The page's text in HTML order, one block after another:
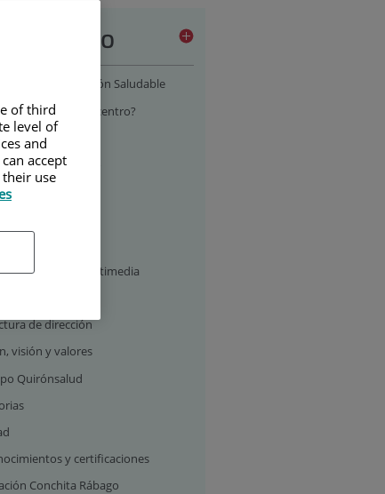
centro
de Alimentación Saludable
elegir nuestro centro?
y transporte
de contacto
fotográfica y multimedia
de dirección
visión y valores
Quirónsalud
y certificaciones
Conchita Rábago
of third
level of
and
accept
their use